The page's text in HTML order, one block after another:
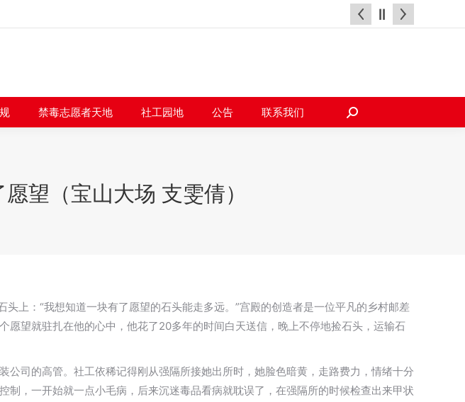
禁毒志愿者天地 社工园地 公告 联系我们
搜
望（宝山大场 支雯倩）
上：“我想知道一块有了愿望的石头能走多远。”宫殿的创造者是一位平凡的乡村邮差
望就驻扎在他的心中，他花了20多年的时间白天送信，晚上不停地捡石头，运输石
司的高管。社工依稀记得刚从强隔所接她出所时，她脸色暗黄，走路费力，情绪十分
，一开始就一点小毛病，后来沉迷毒品看病就耽误了，在强隔所的时候检查出来甲状
政策法规 禁毒志愿者天地 社工园地 公告 联系我们
搜